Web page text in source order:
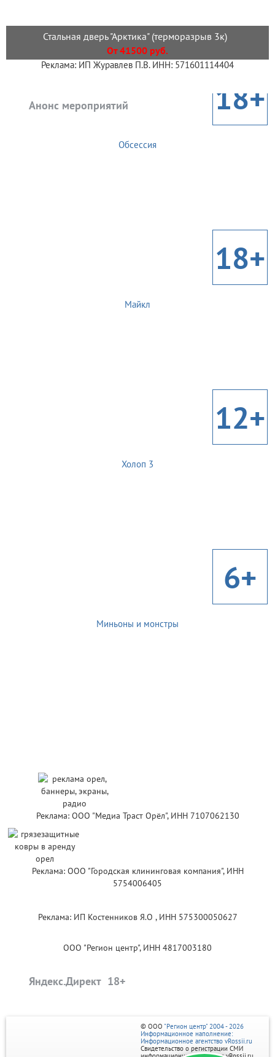
Стальная дверь "Арктика" (терморазрыв 3к)
От 41500 руб.
Реклама: ИП Журавлев П.В. ИНН: 571601114404
Анонс мероприятий 18+
Обсессия
18+
Майкл
12+
Холоп 3
6+
Миньоны и монстры
Реклама: ООО "Медиа Траст Орёл", ИНН 7107062130
Реклама: ООО "Городская клининговая компания", ИНН
5754006405
Реклама: ИП Костенников Я.О , ИНН 575300050627
ООО "Регион центр", ИНН 4817003180
Яндекс.Директ
© ООО "Регион центр" 2004 - 2026
Информационное наполнение:
Информационное агентство vRossii.ru
Свидетельство о регистрации СМИ